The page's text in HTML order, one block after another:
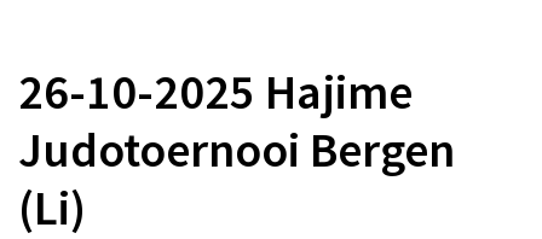
26-10-2025 Hajime
Judotoernooi Bergen
(Li)